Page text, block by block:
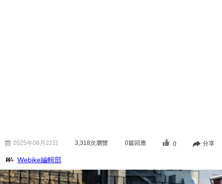
2025年08月22日 3,318次瀏覽 0篇回應 0 分享
Webike編輯部